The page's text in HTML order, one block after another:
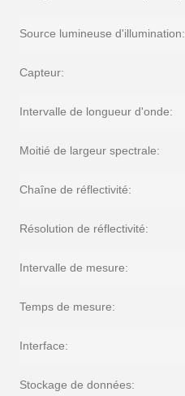
Source lumineuse d'illumination:
Capteur:
Intervalle de longueur d'onde:
Moitié de largeur spectrale:
Chaîne de réflectivité:
Résolution de réflectivité:
Intervalle de mesure:
Temps de mesure:
Interface:
Stockage de données: